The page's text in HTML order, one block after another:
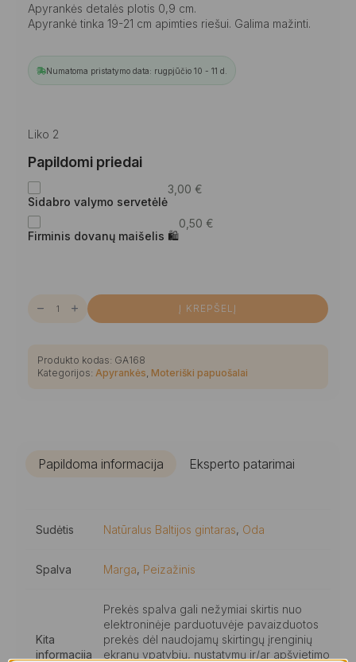
Apyrankės detalės plotis 0,9 cm.
Apyrankė tinka 19-21 cm apimties riešui. Galima mažinti.
Numatoma pristatymo data: rugpjūčio 10 - 11 d.
Liko 2
Papildomi priedai
Sidabro valymo servetėlė
3,00 €
Firminis dovanų maišelis 🛍
0,50 €
kiekis:
Minimalistinė
gintaro
apyrankė
ant
Į KREPŠELĮ
Produkto kodas: GA168
Kategorijos: Apyrankės Moteriški papuošalai
Papildoma informacija Eksperto patarimai
Sudėtis Natūralus Baltijos gintaras, Oda
Spalva Marga, Peizažinis
Kita
informacija
Prekės spalva gali nežymiai skirtis nuo
elektroninėje parduotuvėje pavaizduotos
prekės dėl naudojamų skirtingų įrenginių
ekranų ypatybių, nustatymų ir/ar apšvietimo